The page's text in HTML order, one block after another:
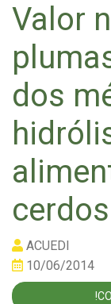
Valor
dos
cerdos
ACUEDI
10/06/2014